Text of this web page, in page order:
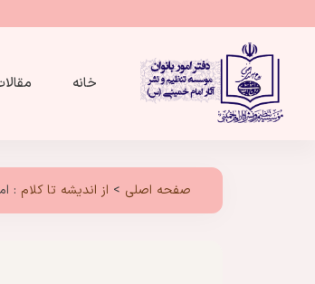
خانه
صفحه اصلی > از اندیشه تا کلام :